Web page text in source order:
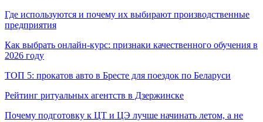
Где используются и почему их выбирают производственные
предприятия
Как выбрать онлайн-курс: признаки качественного обучения в
2026 году
ТОП 5: прокатов авто в Бресте для поездок по Беларуси
Рейтинг ритуальных агентств в Дзержинске
Почему подготовку к ЦТ и ЦЭ лучше начинать летом, а не